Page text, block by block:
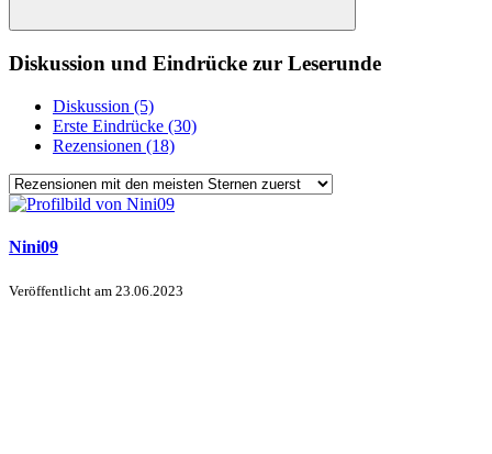
Diskussion und Eindrücke zur Leserunde
Diskussion (5)
Erste Eindrücke (30)
Rezensionen (18)
Nini09
Veröffentlicht am 23.06.2023